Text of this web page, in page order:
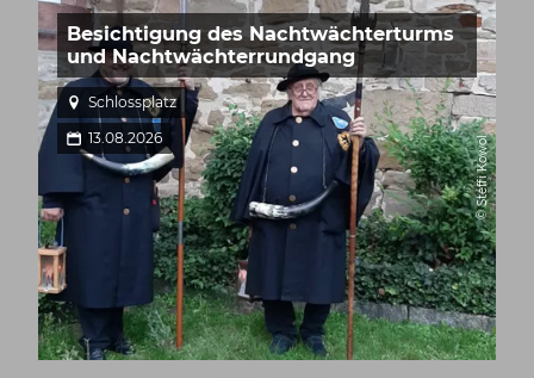
Besichtigung des Nachtwächterturms
und Nachtwächterrundgang
Schlossplatz
13.08.2026
© Steffi Kowol